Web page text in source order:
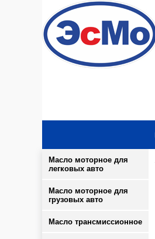
Масло моторное для
легковых авто
Масло моторное для
грузовых авто
Масло трансмиссионное